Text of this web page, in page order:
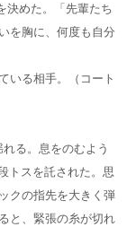
決めた。「先輩たち
を胸に、何度も自分
いる相手。（コート
る。息をのむよう
トスを託された。思
クの指先を大きく弾
と、緊張の糸が切れ